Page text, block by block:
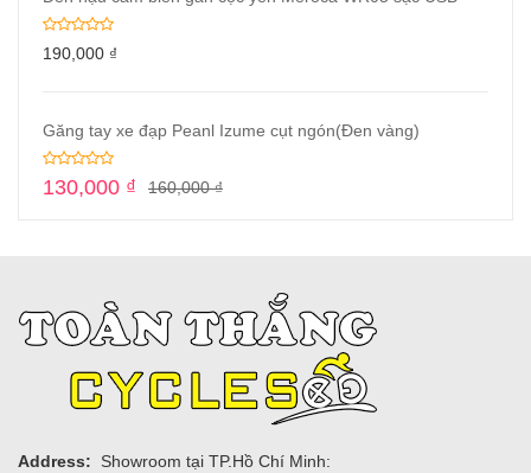
190,000 ₫
Găng tay xe đạp Peanl Izume cụt ngón(Đen vàng)
160,000₫
130,000 ₫
Address:
Showroom tại TP.Hồ Chí Minh: